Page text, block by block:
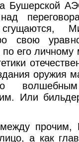
Бушерской
свою
по его
оружия
Или
прочим,
а как